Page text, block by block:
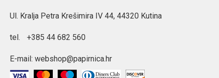
Ul. Kralja Petra Krešimira IV 44, 44320 Kutina
tel. +385 44 682 560
E-mail: webshop@papirnica.hr